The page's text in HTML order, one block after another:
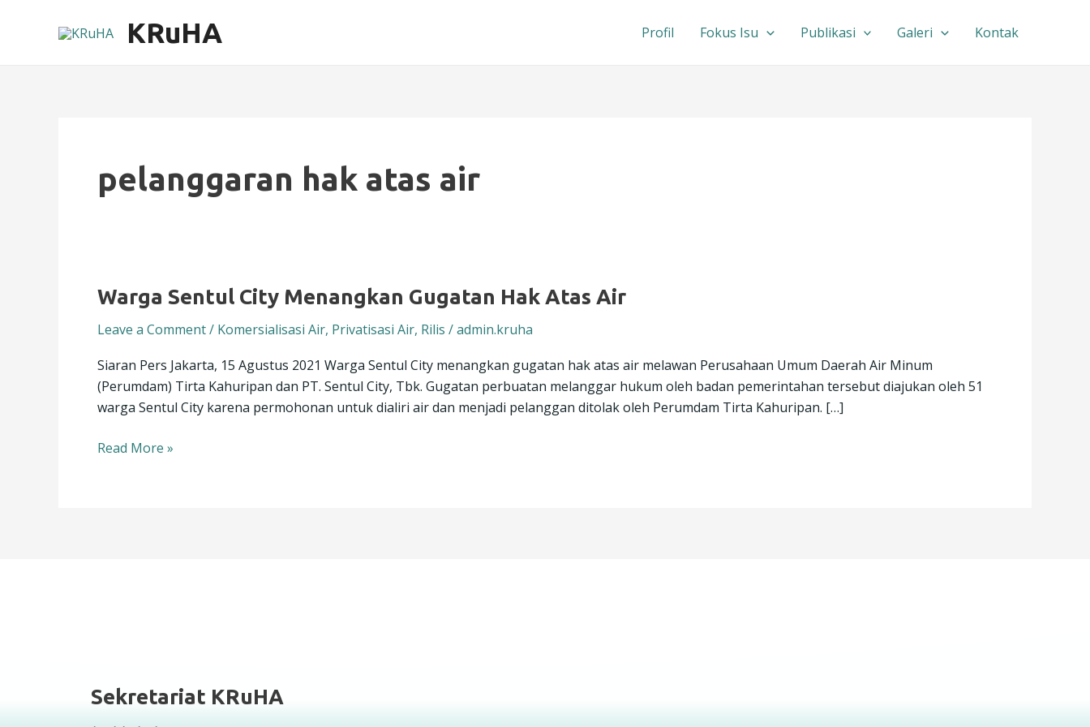
KRuHA Profil Fokus Isu Publikasi Galeri Kontak
pelanggaran hak atas air
Warga Sentul City Menangkan Gugatan Hak Atas Air
Leave a Comment/ Komersialisasi Air, Privatisasi Air, Rilis /admin.kruha
Siaran Pers Jakarta, 15 Agustus 2021 Warga Sentul City menangkan gugatan hak atas air melawan Perusahaan Umum Daerah Air Minum
(Perumdam) Tirta Kahuripan dan PT. Sentul City, Tbk. Gugatan perbuatan melanggar hukum oleh badan pemerintahan tersebut diajukan oleh 51
warga Sentul City karena permohonan untuk dialiri air dan menjadi pelanggan ditolak oleh Perumdam Tirta Kahuripan. […]
Warga
City
Menangkan
Gugatan
Hak
Atas
Air
Read More »
Sekretariat KRuHA